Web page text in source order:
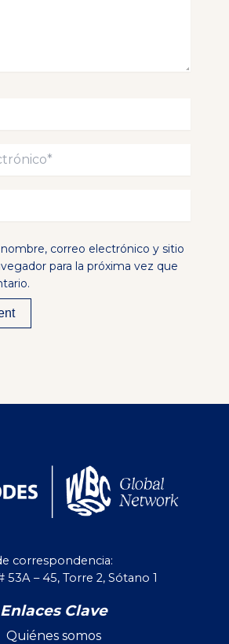
correo electrónico y sitio
para la próxima vez que
correspondencia:
53A – 45, Torre 2, Sótano 1
Enlaces Clave
Quiénes somos